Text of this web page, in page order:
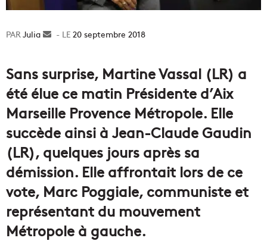
Julia
Envoyer20 septembre 2018
Sans surprise, Martine Vassal (LR) a
été élue ce matin Présidente d’Aix
Marseille Provence Métropole. Elle
succède ainsi à Jean-Claude Gaudin
(LR), quelques jours après sa
démission. Elle affrontait lors de ce
vote, Marc Poggiale, communiste et
représentant du mouvement
Métropole à gauche.